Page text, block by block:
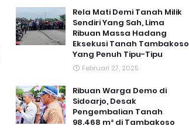
Rela Mati Demi Tanah Milik
Sendiri Yang Sah, Lima
Ribuan Massa Hadang
Eksekusi Tanah Tambakoso
Yang Penuh Tipu-Tipu
Februari 27, 2025
Ribuan Warga Demo di
Sidoarjo, Desak
Pengembalian Tanah
98.468 m² di Tambakoso